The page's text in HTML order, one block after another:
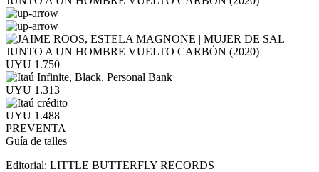
UYU 1.750
UYU 1.313
UYU 1.488
PREVENTA
Guía de talles
Editorial: LITTLE BUTTERFLY RECORDS